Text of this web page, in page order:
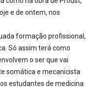
e de ontem, nos
formação profissional,
Só assim terá como
o ser que vai
somática e mecanicista
estudantes de medicina